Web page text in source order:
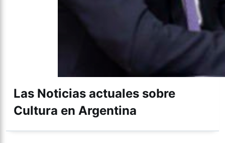
Las Noticias actuales sobre
Cultura en Argentina